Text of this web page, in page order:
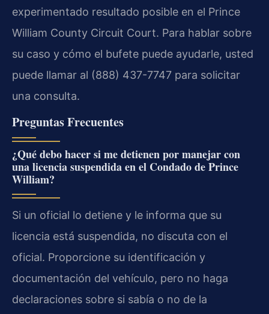
experimentado resultado posible en el Prince
William County Circuit Court. Para hablar sobre
su caso y cómo el bufete puede ayudarle, usted
puede llamar al (888) 437-7747 para solicitar
una consulta.
Preguntas Frecuentes
¿Qué debo hacer si me detienen por manejar con
una licencia suspendida en el Condado de Prince
William?
Si un oficial lo detiene y le informa que su
licencia está suspendida, no discuta con el
oficial. Proporcione su identificación y
documentación del vehículo, pero no haga
declaraciones sobre si sabía o no de la